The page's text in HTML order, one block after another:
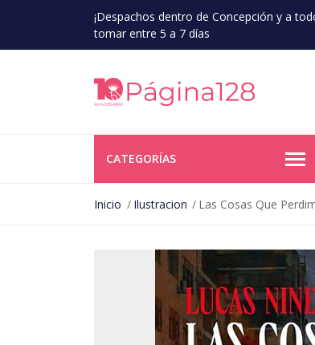
¡Despachos dentro de Concepción y a
tomar entre 5 a 7 días
CATEGORÍAS
Inicio Ilustracion Las Cosas Que